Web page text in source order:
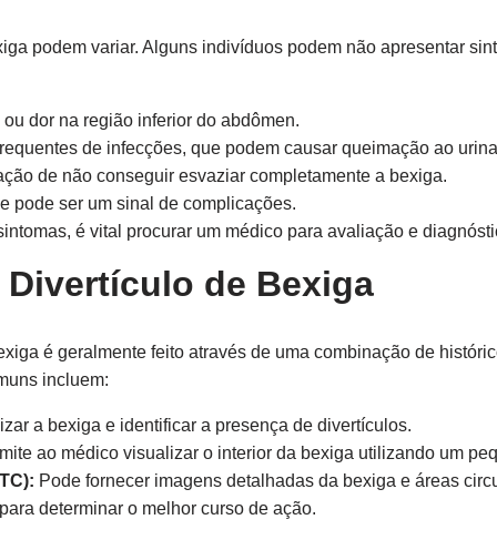
podem variar. Alguns indivíduos podem não apresentar
dor na região inferior do abdômen.
de infecções, que podem causar queimação ao
de não conseguir esvaziar completamente a bexiga.
pode ser um sinal de complicações.
é vital procurar um médico para avaliação e
de Bexiga
é geralmente feito através de uma combinação de
incluem:
a bexiga e identificar a presença de divertículos.
ao médico visualizar o interior da bexiga utilizando um
Pode fornecer imagens detalhadas da bexiga e áreas
determinar o melhor curso de ação.